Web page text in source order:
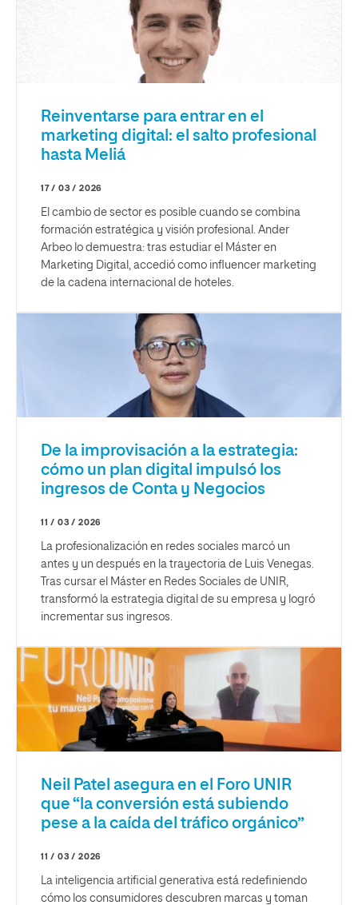
Reinventarse para entrar en el
marketing digital: el salto profesional
hasta Meliá
17 / 03 / 2026
El cambio de sector es posible cuando se combina
formación estratégica y visión profesional. Ander
Arbeo lo demuestra: tras estudiar el Máster en
Marketing Digital, accedió como influencer marketing
de la cadena internacional de hoteles.
De la improvisación a la estrategia:
cómo un plan digital impulsó los
ingresos de Conta y Negocios
11 / 03 / 2026
La profesionalización en redes sociales marcó un
antes y un después en la trayectoria de Luis Venegas.
Tras cursar el Máster en Redes Sociales de UNIR,
transformó la estrategia digital de su empresa y logró
incrementar sus ingresos.
Neil Patel asegura en el Foro UNIR
que “la conversión está subiendo
pese a la caída del tráfico orgánico”
11 / 03 / 2026
La inteligencia artificial generativa está redefiniendo
cómo los consumidores descubren marcas y toman